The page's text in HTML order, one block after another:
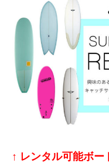
↑ レンタル可能ボー